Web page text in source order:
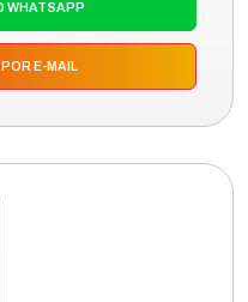
WHATSAPP
E-MAIL